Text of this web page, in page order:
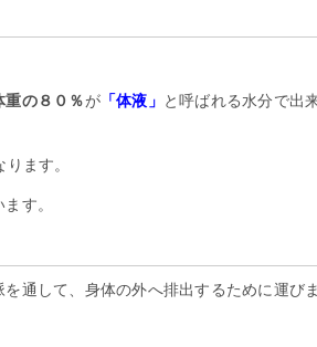
重の８０％が「体液」 と呼ばれる水分で出
ます。
す。
通して、身体の外へ排出するために運びま